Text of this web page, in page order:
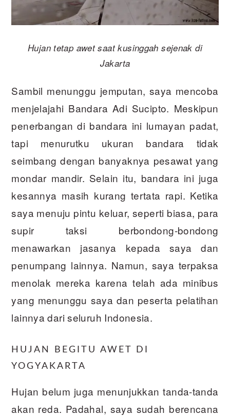
Hujan tetap awet saat kusinggah sejenak di
Jakarta
Sambil menunggu jemputan, saya mencoba
menjelajahi Bandara Adi Sucipto. Meskipun
penerbangan di bandara ini lumayan padat,
tapi menurutku ukuran bandara tidak
seimbang dengan banyaknya pesawat yang
mondar mandir. Selain itu, bandara ini juga
kesannya masih kurang tertata rapi. Ketika
saya menuju pintu keluar, seperti biasa, para
supir taksi berbondong-bondong
menawarkan jasanya kepada saya dan
penumpang lainnya. Namun, saya terpaksa
menolak mereka karena telah ada minibus
yang menunggu saya dan peserta pelatihan
lainnya dari seluruh Indonesia.
HUJAN BEGITU AWET DI
YOGYAKARTA
Hujan belum juga menunjukkan tanda-tanda
akan reda. Padahal, saya sudah berencana